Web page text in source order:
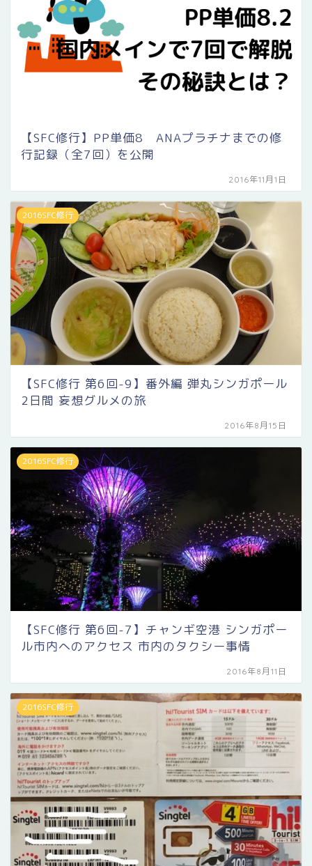
【SFC修行】PP単価8 ANAプラチナまでの修
行記録（全7回）を公開
2016年11月1日
2016SFC修行
【SFC修行 第6回-9】番外編 弾丸シンガポール
2日間 妄想グルメの旅
2016年8月15日
2016SFC修行
【SFC修行 第6回-7】チャンギ空港 シンガポー
ル市内へのアクセス 市内のタクシー事情
2016年8月11日
2016SFC修行